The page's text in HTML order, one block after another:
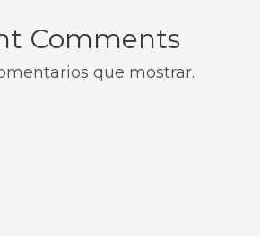
Comments
que mostrar.